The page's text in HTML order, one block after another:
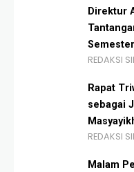
Direktur
REDAKSI
Rapat
sebagai
REDAKSI
Malam